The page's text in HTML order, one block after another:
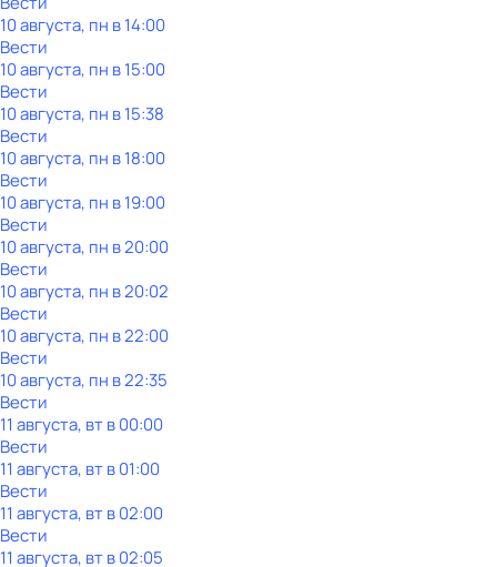
10 августа, пн в 14:00
Вести
10 августа, пн в 15:00
Вести
10 августа, пн в 15:38
Вести
10 августа, пн в 18:00
Вести
10 августа, пн в 19:00
Вести
10 августа, пн в 20:00
Вести
10 августа, пн в 20:02
Вести
10 августа, пн в 22:00
Вести
10 августа, пн в 22:35
Вести
11 августа, вт в 00:00
Вести
11 августа, вт в 01:00
Вести
11 августа, вт в 02:00
Вести
11 августа, вт в 02:05